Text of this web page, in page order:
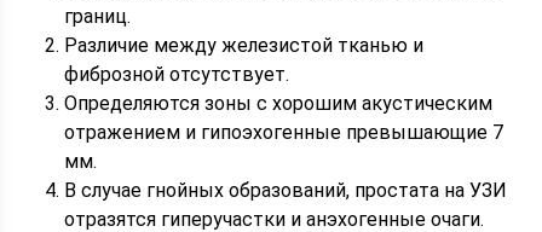
границ.
Различие между железистой тканью и
фиброзной отсутствует.
Определяются зоны с хорошим акустическим
отражением и гипоэхогенные превышающие 7
мм.
В случае гнойных образований, простата на УЗИ
отразятся гиперучастки и анэхогенные очаги.